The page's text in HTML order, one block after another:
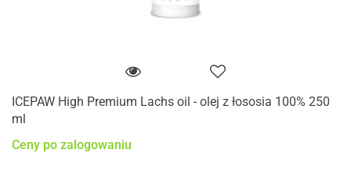
ICEPAW High Premium Lachs oil - olej z łososia 100% 250
ml
Ceny po zalogowaniu